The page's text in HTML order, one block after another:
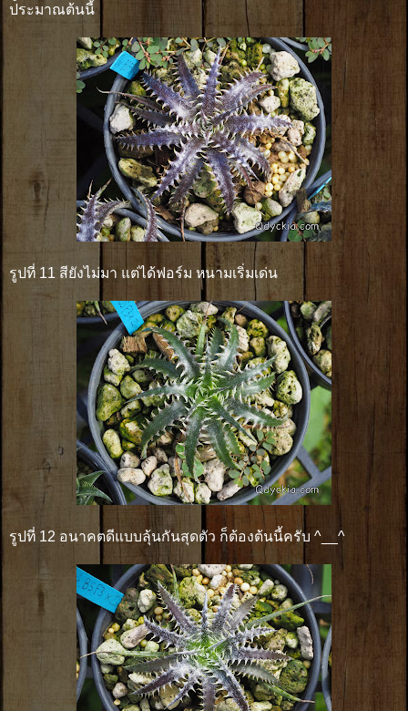
ประมาณต้นนี้
รูปที่ 11 สียังไม่มา แต่ได้ฟอร์ม หนามเริ่มเด่น
รูปที่ 12 อนาคตดีแบบลุ้นกันสุดตัว ก็ต้องต้นนี้ครับ ^__^